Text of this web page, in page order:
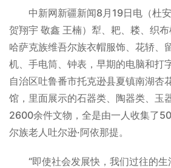
中新网新疆新闻8月19日电（杜
贺翔宇 敬鑫 王楠）犁、耙、耧、织布
哈萨克族维吾尔族衣帽服饰、花轿、
机、手电筒、钟表，早期的电脑和
自治区吐鲁番市托克逊县夏镇南湖杏
馆，里面展示的石器类、陶器类、玉
2600余件文物，全是由一人收集了
尔族老人吐尔逊·阿依那提。
“即使社会发展快，我们过往的